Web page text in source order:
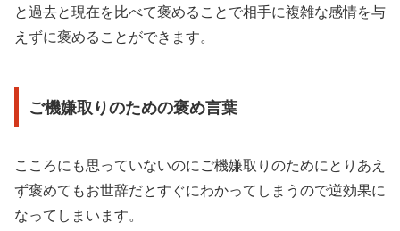
と過去と現在を比べて褒めることで相手に複雑な感情を与
えずに褒めることができます。
ご機嫌取りのための褒め言葉
こころにも思っていないのにご機嫌取りのためにとりあえ
ず褒めてもお世辞だとすぐにわかってしまうので逆効果に
なってしまいます。